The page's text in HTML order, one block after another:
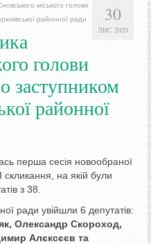
30
ЛИС 2020
міського голови
районної ради
голови
заступником
районної
перша сесія новообраної
скликання, на якій були
з 38.
ради увійшли 6 депутатів:
Олександр Скороход,
Алєксєєв та